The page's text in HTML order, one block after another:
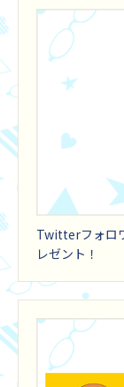
Twitterフォロ
レゼント！